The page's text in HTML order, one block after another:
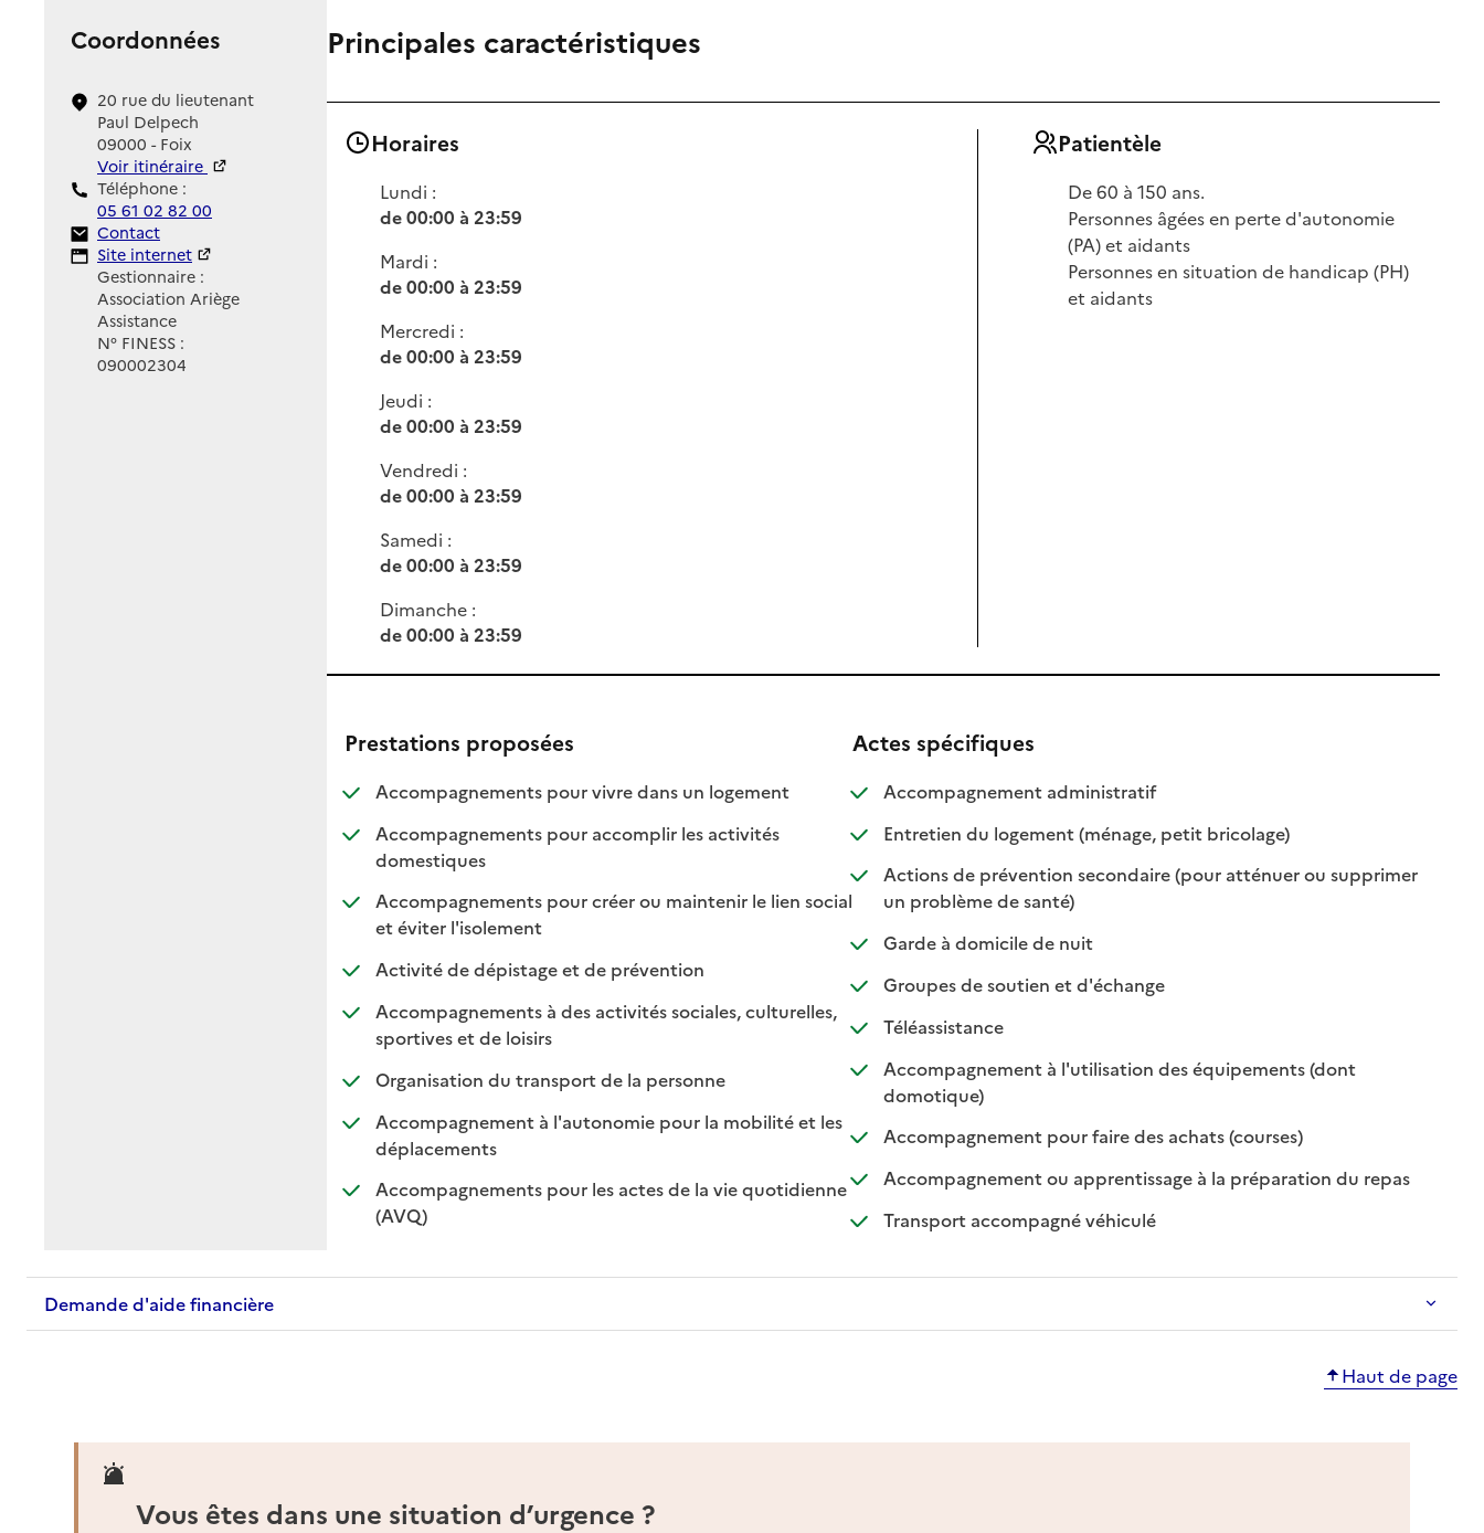
Coordonnées
20 rue du lieutenant
Paul Delpech
09000 - Foix
Voir itinéraire
Téléphone :
05 61 02 82 00
Contact
Contact
Site Internet
Site internet
Gestionnaire :
Association Ariège
Assistance
N° FINESS :
090002304
Principales caractéristiques
Horaires
Lundi :
de 00:00 à 23:59
Mardi :
de 00:00 à 23:59
Mercredi :
de 00:00 à 23:59
Jeudi :
de 00:00 à 23:59
Vendredi :
de 00:00 à 23:59
Samedi :
de 00:00 à 23:59
Dimanche :
de 00:00 à 23:59
Patientèle
De 60 à 150 ans.
Personnes âgées en perte d'autonomie
(PA) et aidants
Personnes en situation de handicap (PH)
et aidants
Prestations proposées
Accompagnements pour vivre dans un logement: disponible
: non disponible
Accompagnements pour accomplir les activités
domestiques: disponible
: non disponible
Accompagnements pour créer ou maintenir le lien social
et éviter l'isolement: disponible
: non disponible
Activité de dépistage et de prévention: disponible
: non disponible
Accompagnements à des activités sociales, culturelles,
sportives et de loisirs: disponible
: non disponible
Organisation du transport de la personne: disponible
: non disponible
Accompagnement à l'autonomie pour la mobilité et les
déplacements: disponible
: non disponible
Accompagnements pour les actes de la vie quotidienne
(AVQ)
: disponible
: non disponible
Actes spécifiques
Accompagnement administratif: disponible
: non disponible
Entretien du logement (ménage, petit bricolage): disponible
: non disponible
Actions de prévention secondaire (pour atténuer ou supprimer
un problème de santé): disponible
: non disponible
Garde à domicile de nuit: disponible
: non disponible
Groupes de soutien et d'échange: disponible
: non disponible
Téléassistance: disponible
: non disponible
Accompagnement à l'utilisation des équipements (dont
domotique): disponible
: non disponible
Accompagnement pour faire des achats (courses): disponible
: non disponible
Accompagnement ou apprentissage à la préparation du repas: disponible
: non
Transport accompagné véhiculé: disponible
: non disponible
Demande d'aide financière
Haut de page
Vous êtes dans une situation d’urgence ?